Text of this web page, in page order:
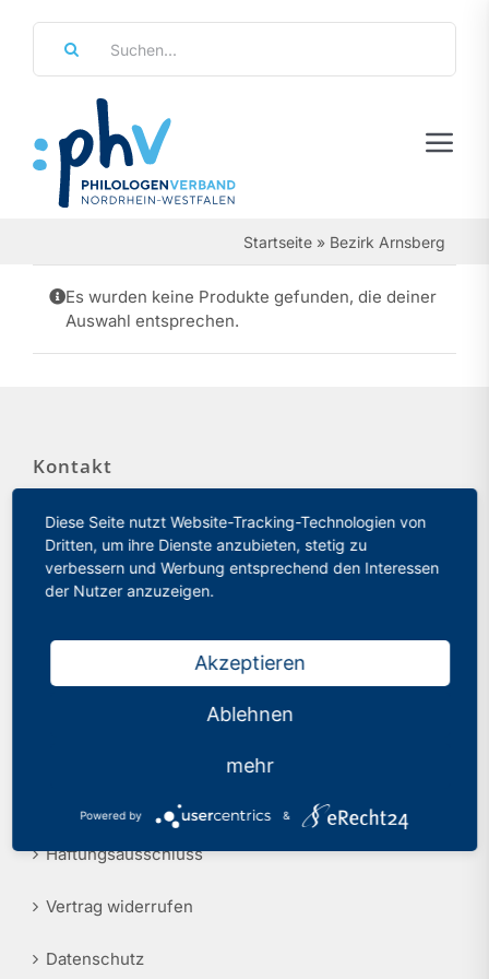
springen
Regierungsbezirke
Über Uns
Leistungen & Service
Presse
Recht
Startseite » Bezirk Arnsberg
Es wurden keine Produkte gefunden, die deiner
Auswahl entsprechen.
Kontakt
Philologenverband Nordrhein-Westfalen
Graf-Adolf-Str. 84
40210 Düsseldorf
Haftungsausschluss
Vertrag widerrufen
Datenschutz
Diese Seite nutzt Website-Tracking-Technologien von
Dritten, um ihre Dienste anzubieten, stetig zu
verbessern und Werbung entsprechend den Interessen
der Nutzer anzuzeigen.
Akzeptieren
Ablehnen
mehr
Powered by &